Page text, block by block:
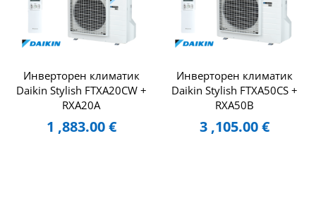
Инверторен климатик
Daikin Stylish FTXA20CW +
RXA20A
1 ,883.00€
Инверторен климатик
Daikin Stylish FTXA50CS +
RXA50B
3 ,105.00€